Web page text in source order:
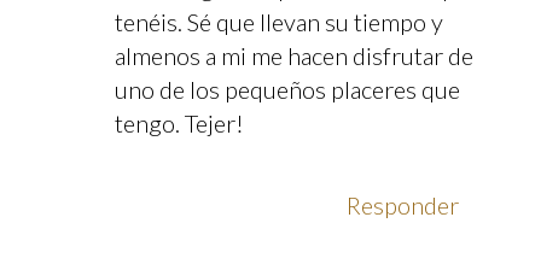
tenéis. Sé que llevan su tiempo y
almenos a mi me hacen disfrutar de
uno de los pequeños placeres que
tengo. Tejer!
Responder